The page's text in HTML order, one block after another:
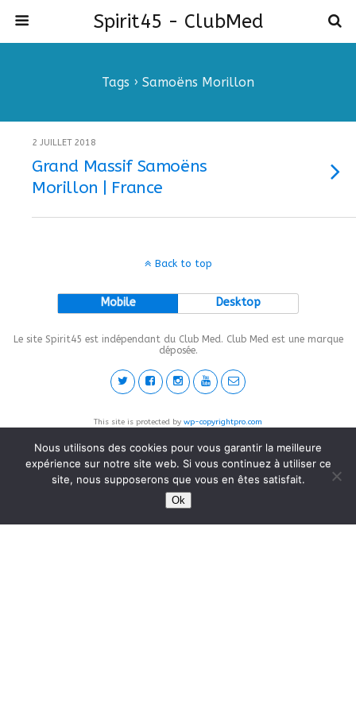
Spirit45 - ClubMed
Tags › Samoëns Morillon
2 JUILLET 2018
Grand Massif Samoëns
Morillon | France
Back to top
Mobile Desktop
Le site Spirit45 est indépendant du Club Med. Club Med est une marque
déposée.
This site is protected by wp-copyrightpro.com
Nous utilisons des cookies pour vous garantir la meilleure
expérience sur notre site web. Si vous continuez à utiliser ce
site, nous supposerons que vous en êtes satisfait.
Ok